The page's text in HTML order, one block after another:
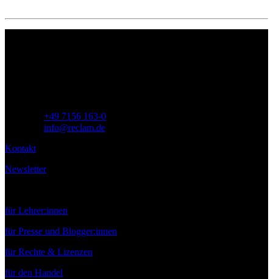
+49 7156 163-0
info@reclam.de
Kontakt
Newsletter
für Lehrer:innen
für Presse und Blogger:innen
für Rechte & Lizenzen
für den Handel